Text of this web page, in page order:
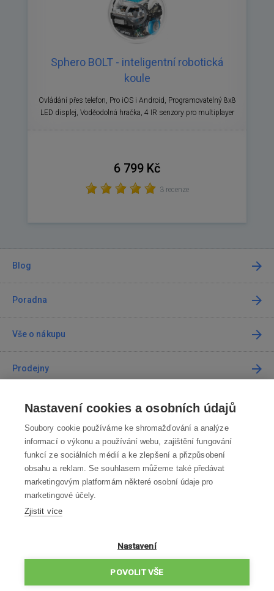
Sphero BOLT - inteligentní robotická
koule
Ovládání přes telefon, Pro iOS i Android, Programovatelný 8x8
LED displej, Voděodolná hračka, 4 IR senzory pro multiplayer
6 799 Kč
3 recenze
Blog
Poradna
Vše o nákupu
Prodejny
Kontakt
Kontaktujte nás
info@robotworld.cz
220 770 770 Po-Pá 8:00—16:00
VŠECHNY KONTAKTY
ZÁSADY OCHRANY OSOBNÍCH ÚDAJŮ
Nastavení cookies a osobních údajů
Soubory cookie používáme ke shromažďování a analýze
informací o výkonu a používání webu, zajištění fungování
funkcí ze sociálních médií a ke zlepšení a přizpůsobení
obsahu a reklam. Se souhlasem můžeme také předávat
marketingovým platformám některé osobní údaje pro
marketingové účely.
Zjistit více
Nastavení
POVOLIT VŠE